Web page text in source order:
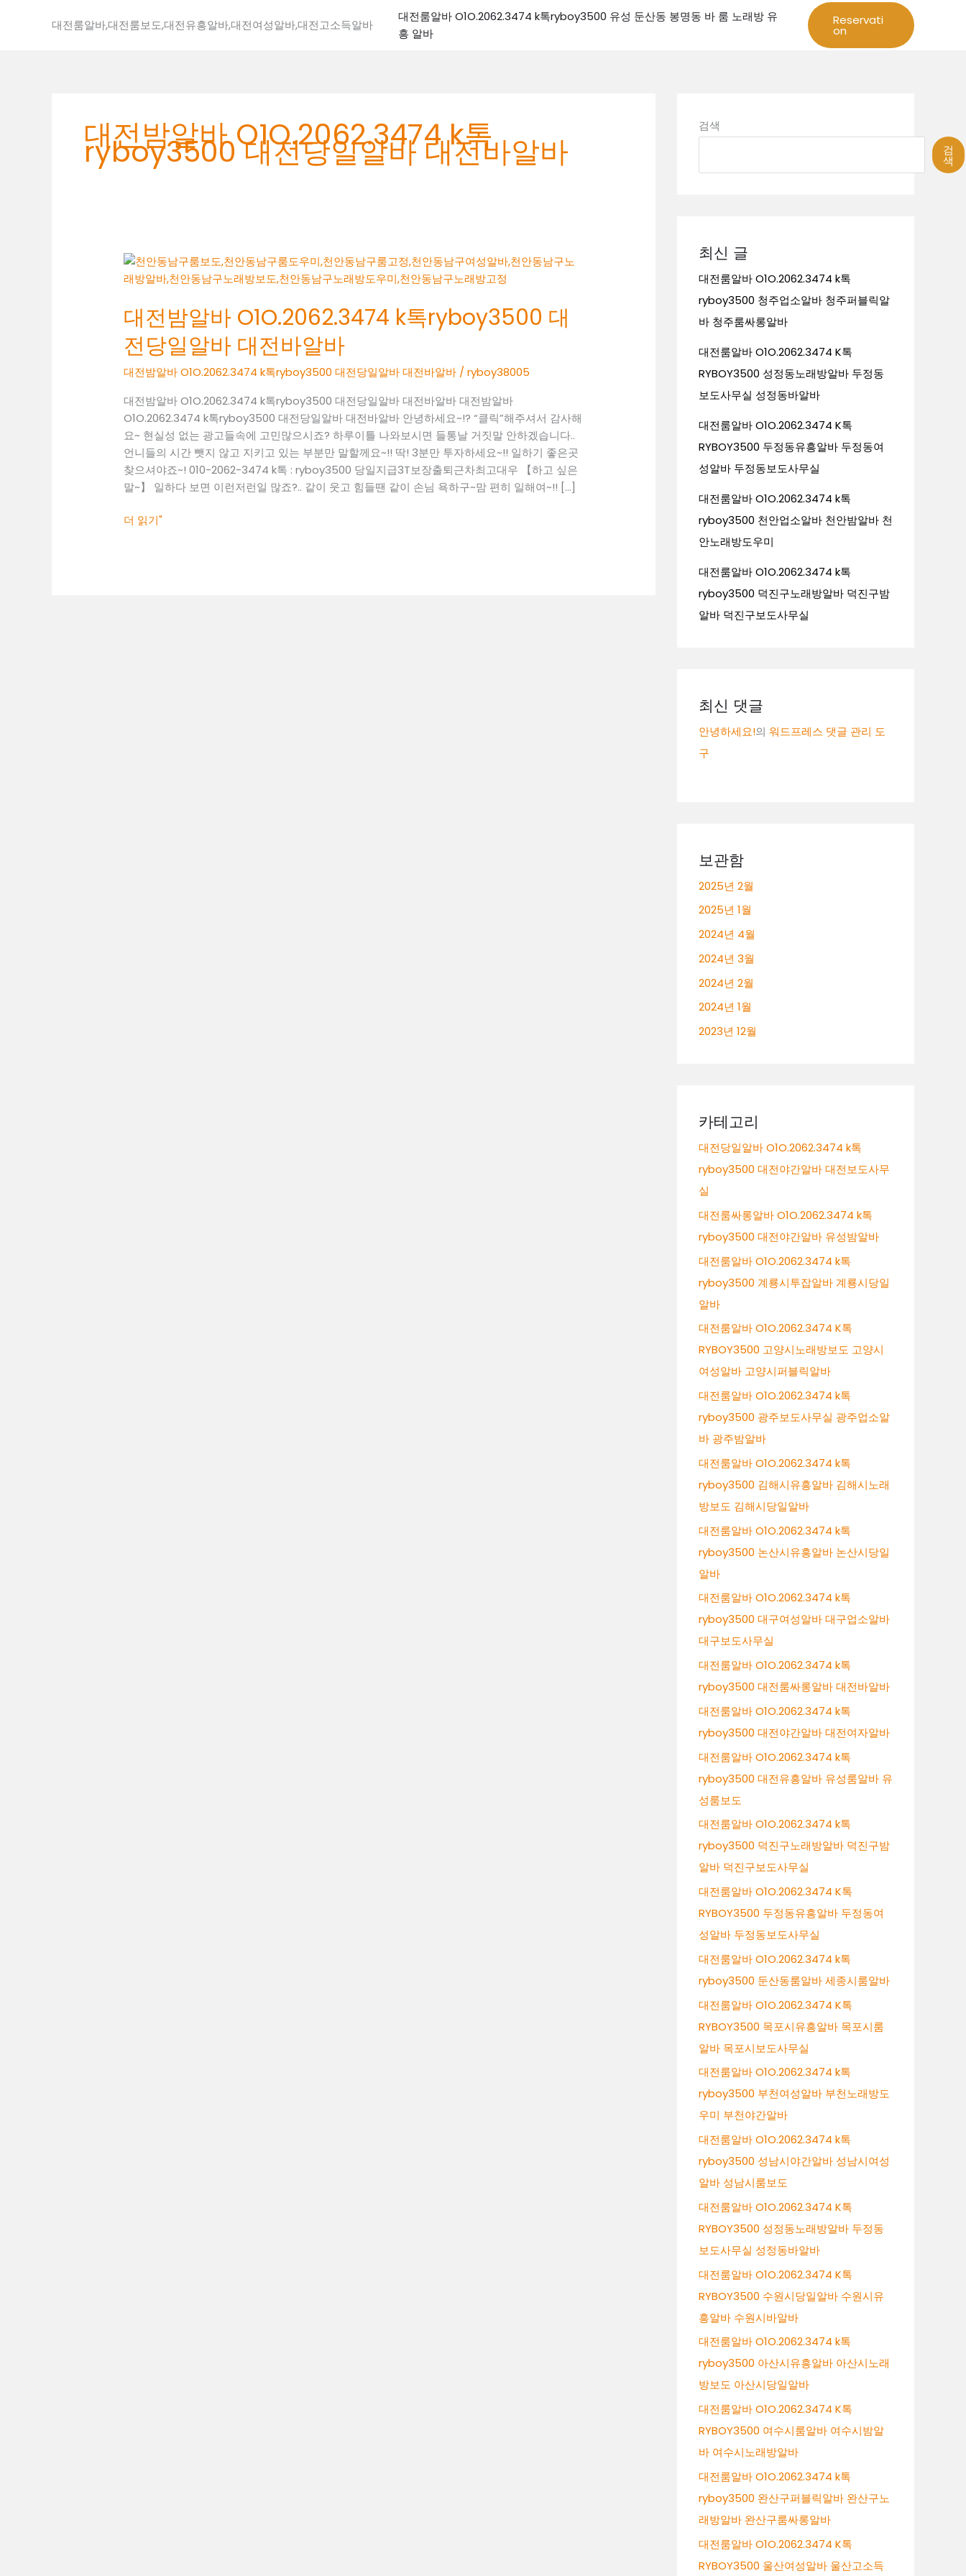
대전룸알바,대전룸보도,대전유흥알바,대전여성알바,대전고소득알바
대전룸알바 O1O.2062.3474 k톡ryboy3500 유성 둔산동 봉명동 바 룸 노래방 유
흥 알바
Reservati
on
대전밤알바 O1O.2062.3474 k톡
ryboy3500 대전당일알바 대전바알바
대전밤알바 O1O.2062.3474 k톡ryboy3500 대
전당일알바 대전바알바
대전밤알바 O1O.2062.3474 k톡ryboy3500 대전당일알바 대전바알바 /ryboy38005
대전밤알바 O1O.2062.3474 k톡ryboy3500 대전당일알바 대전바알바 대전밤알바
O1O.2062.3474 k톡ryboy3500 대전당일알바 대전바알바 안녕하세요~!? “클릭”해주셔서 감사해
요~ 현실성 없는 광고들속에 고민많으시죠? 하루이틀 나와보시면 들통날 거짓말 안하겠습니다..
언니들의 시간 뺏지 않고 지키고 있는 부분만 말할께요~!! 딱! 3분만 투자하세요~!! 일하기 좋은곳
찾으셔야죠~! 010-2062-3474 k톡 : ryboy3500 당일지급3T보장출퇴근차최고대우 【하고 싶은
말~】 일하다 보면 이런저런일 많죠?.. 같이 웃고 힘들땐 같이 손님 욕하구~맘 편히 일해여~!! […]
대
전
알
O1O.2062.3474
톡
ryboy3500
대
전
당
일
알
대
더 읽기"
검색
검
색
최신 글
대전룸알바 O1O.2062.3474 k톡
ryboy3500 청주업소알바 청주퍼블릭알
바 청주룸싸롱알바
대전룸알바 O1O.2062.3474 K톡
RYBOY3500 성정동노래방알바 두정동
보도사무실 성정동바알바
대전룸알바 O1O.2062.3474 K톡
RYBOY3500 두정동유흥알바 두정동여
성알바 두정동보도사무실
대전룸알바 O1O.2062.3474 k톡
ryboy3500 천안업소알바 천안밤알바 천
안노래방도우미
대전룸알바 O1O.2062.3474 k톡
ryboy3500 덕진구노래방알바 덕진구밤
알바 덕진구보도사무실
최신 댓글
안녕하세요!의 워드프레스 댓글 관리 도
구
보관함
2025년 2월
2025년 1월
2024년 4월
2024년 3월
2024년 2월
2024년 1월
2023년 12월
카테고리
대전당일알바 O1O.2062.3474 k톡
ryboy3500 대전야간알바 대전보도사무
실
대전룸싸롱알바 O1O.2062.3474 k톡
ryboy3500 대전야간알바 유성밤알바
대전룸알바 O1O.2062.3474 k톡
ryboy3500 계룡시투잡알바 계룡시당일
알바
대전룸알바 O1O.2062.3474 K톡
RYBOY3500 고양시노래방보도 고양시
여성알바 고양시퍼블릭알바
대전룸알바 O1O.2062.3474 k톡
ryboy3500 광주보도사무실 광주업소알
바 광주밤알바
대전룸알바 O1O.2062.3474 k톡
ryboy3500 김해시유흥알바 김해시노래
방보도 김해시당일알바
대전룸알바 O1O.2062.3474 k톡
ryboy3500 논산시유흥알바 논산시당일
알바
대전룸알바 O1O.2062.3474 k톡
ryboy3500 대구여성알바 대구업소알바
대구보도사무실
대전룸알바 O1O.2062.3474 k톡
ryboy3500 대전룸싸롱알바 대전바알바
대전룸알바 O1O.2062.3474 k톡
ryboy3500 대전야간알바 대전여자알바
대전룸알바 O1O.2062.3474 k톡
ryboy3500 대전유흥알바 유성룸알바 유
성룸보도
대전룸알바 O1O.2062.3474 k톡
ryboy3500 덕진구노래방알바 덕진구밤
알바 덕진구보도사무실
대전룸알바 O1O.2062.3474 K톡
RYBOY3500 두정동유흥알바 두정동여
성알바 두정동보도사무실
대전룸알바 O1O.2062.3474 k톡
ryboy3500 둔산동룸알바 세종시룸알바
대전룸알바 O1O.2062.3474 K톡
RYBOY3500 목포시유흥알바 목포시룸
알바 목포시보도사무실
대전룸알바 O1O.2062.3474 k톡
ryboy3500 부천여성알바 부천노래방도
우미 부천야간알바
대전룸알바 O1O.2062.3474 k톡
ryboy3500 성남시야간알바 성남시여성
알바 성남시룸보도
대전룸알바 O1O.2062.3474 K톡
RYBOY3500 성정동노래방알바 두정동
보도사무실 성정동바알바
대전룸알바 O1O.2062.3474 K톡
RYBOY3500 수원시당일알바 수원시유
흥알바 수원시바알바
대전룸알바 O1O.2062.3474 k톡
ryboy3500 아산시유흥알바 아산시노래
방보도 아산시당일알바
대전룸알바 O1O.2062.3474 K톡
RYBOY3500 여수시룸알바 여수시밤알
바 여수시노래방알바
대전룸알바 O1O.2062.3474 k톡
ryboy3500 완산구퍼블릭알바 완산구노
래방알바 완산구룸싸롱알바
대전룸알바 O1O.2062.3474 K톡
RYBOY3500 울산여성알바 울산고소득